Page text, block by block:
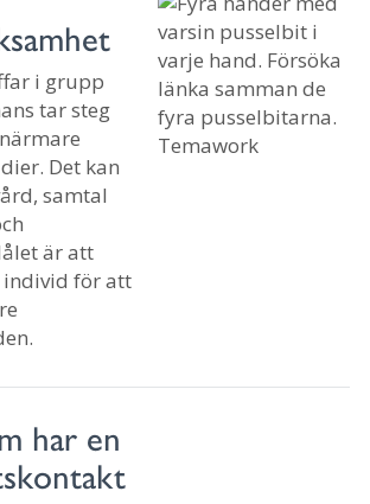
i grupp
tar steg
Det kan
samtal
är att
individ för att
har en